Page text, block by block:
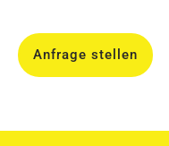
Anfrage stellen